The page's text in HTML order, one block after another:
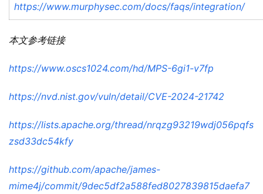
https://www.murphysec.com/docs/faqs/integration/
本文参考链接
https://www.oscs1024.com/hd/MPS-6gi1-v7fp
https://nvd.nist.gov/vuln/detail/CVE-2024-21742
https://lists.apache.org/thread/nrqzg93219wdj056pqfs
zsd33dc54kfy
https://github.com/apache/james-
mime4j/commit/9dec5df2a588fed8027839815daefa7